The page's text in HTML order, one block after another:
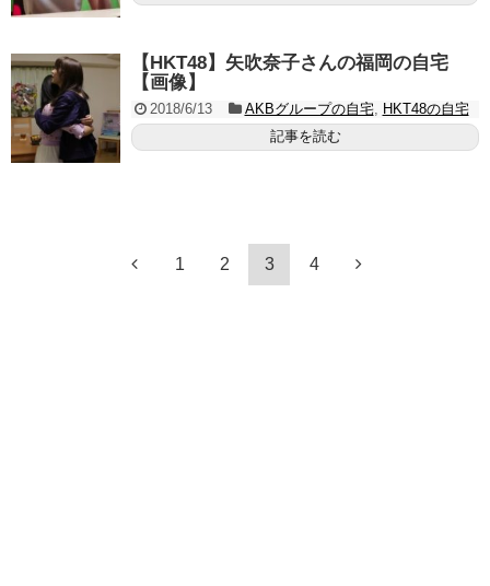
【HKT48】矢吹奈子さんの福岡の自宅
【画像】
2018/6/13 AKBグループの自宅, HKT48の自宅
記事を読む
1 2 3 4